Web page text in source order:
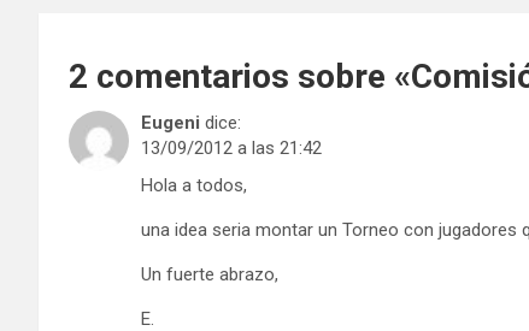
2 comentarios sobre «
Eugeni dice:
13/09/2012 a las 21:42
Hola a todos,
una idea seria montar un Torneo con jugadores
Un fuerte abrazo,
E.